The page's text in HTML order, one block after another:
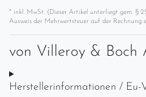
* inkl. MwSt. (Dieser Artikel unterliegt gem. §
Ausweis der Mehrwertsteuer auf der
von Villeroy & Boch
Herstellerinformationen / Eu-